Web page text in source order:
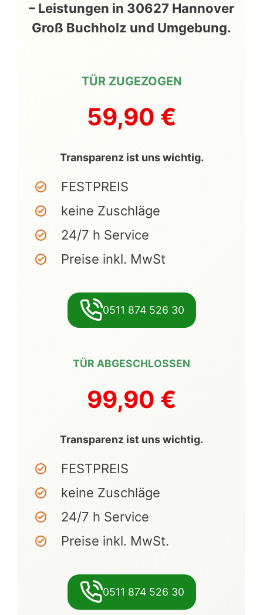
– Leistungen in 30627 Hannover
Groß Buchholz und Umgebung.
TÜR ZUGEZOGEN
59,90 €
Transparenz ist uns wichtig.
FESTPREIS
keine Zuschläge
24/7 h Service
Preise inkl. MwSt
0511 874 526 30
TÜR ABGESCHLOSSEN
99,90 €
Transparenz ist uns wichtig.
FESTPREIS
keine Zuschläge
24/7 h Service
Preise inkl. MwSt.
0511 874 526 30